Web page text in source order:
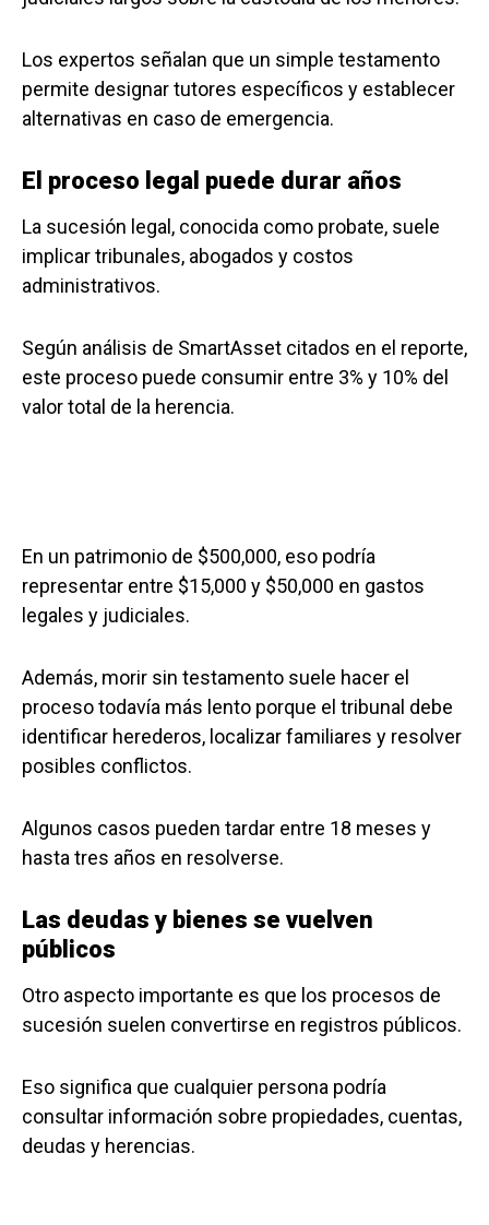
Los expertos señalan que un simple testamento
permite designar tutores específicos y establecer
alternativas en caso de emergencia.
El proceso legal puede durar años
La sucesión legal, conocida como probate, suele
implicar tribunales, abogados y costos
administrativos.
Según análisis de SmartAsset citados en el reporte,
este proceso puede consumir entre 3% y 10% del
valor total de la herencia.
En un patrimonio de $500,000, eso podría
representar entre $15,000 y $50,000 en gastos
legales y judiciales.
Además, morir sin testamento suele hacer el
proceso todavía más lento porque el tribunal debe
identificar herederos, localizar familiares y resolver
posibles conflictos.
Algunos casos pueden tardar entre 18 meses y
hasta tres años en resolverse.
Las deudas y bienes se vuelven
públicos
Otro aspecto importante es que los procesos de
sucesión suelen convertirse en registros públicos.
Eso significa que cualquier persona podría
consultar información sobre propiedades, cuentas,
deudas y herencias.